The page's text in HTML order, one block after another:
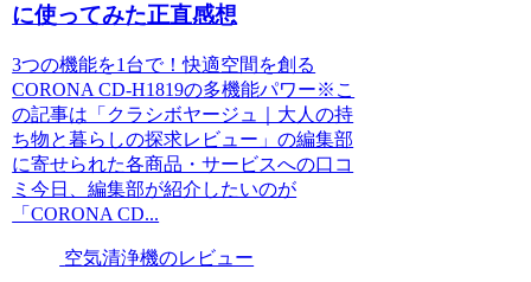
に使ってみた正直感想
3つの機能を1台で！快適空間を創る
CORONA CD-H1819の多機能パワー※こ
の記事は「クラシボヤージュ｜大人の持
ち物と暮らしの探求レビュー」の編集部
に寄せられた各商品・サービスへの口コ
ミ今日、編集部が紹介したいのが
「CORONA CD...
空気清浄機のレビュー